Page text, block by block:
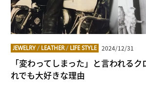
JEWELRY / LEATHER / LIFE STYLE 2024/12/31
「変わってしまった」と言われる
れでも大好きな理由